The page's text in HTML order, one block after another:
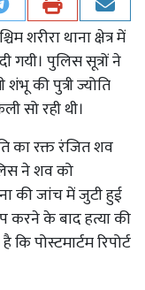
शरीरा थाना क्षेत्र में
गयी। पुलिस सूत्रों ने
की पुत्री ज्योति
सो रही थी।
का रक्त रंजित शव
ने शव को
की जांच में जुटी हुई
करने के बाद हत्या की
पोस्टमार्टम रिपोर्ट